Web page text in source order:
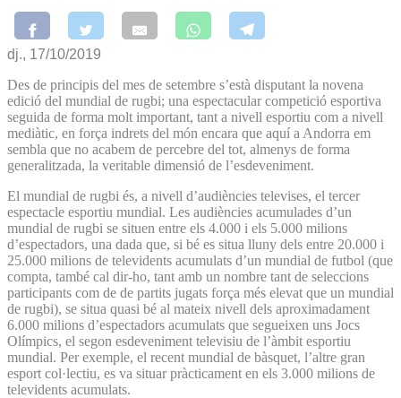
dj., 17/10/2019
Des de principis del mes de setembre s’està disputant la novena
edició del mundial de rugbi; una espectacular competició esportiva
seguida de forma molt important, tant a nivell esportiu com a nivell
mediàtic, en força indrets del món encara que aquí a Andorra em
sembla que no acabem de percebre del tot, almenys de forma
generalitzada, la veritable dimensió de l’esdeveniment.
El mundial de rugbi és, a nivell d’audiències televises, el tercer
espectacle esportiu mundial. Les audiències acumulades d’un
mundial de rugbi se situen entre els 4.000 i els 5.000 milions
d’espectadors, una dada que, si bé es situa lluny dels entre 20.000 i
25.000 milions de televidents acumulats d’un mundial de futbol (que
compta, també cal dir-ho, tant amb un nombre tant de seleccions
participants com de de partits jugats força més elevat que un mundial
de rugbi), se situa quasi bé al mateix nivell dels aproximadament
6.000 milions d’espectadors acumulats que segueixen uns Jocs
Olímpics, el segon esdeveniment televisiu de l’àmbit esportiu
mundial. Per exemple, el recent mundial de bàsquet, l’altre gran
esport col·lectiu, es va situar pràcticament en els 3.000 milions de
televidents acumulats.